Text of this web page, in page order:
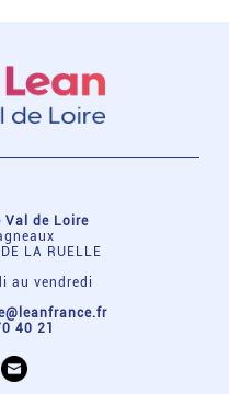
Val de Loire
LA RUELLE
au vendredi
40 21